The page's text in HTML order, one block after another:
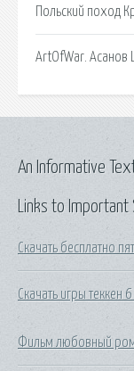
Польский поход
ArtOfWar. Асанов
Links to Important
Скачать бесплатно
Скачать игры теккен
Фильм любовный
An Informative